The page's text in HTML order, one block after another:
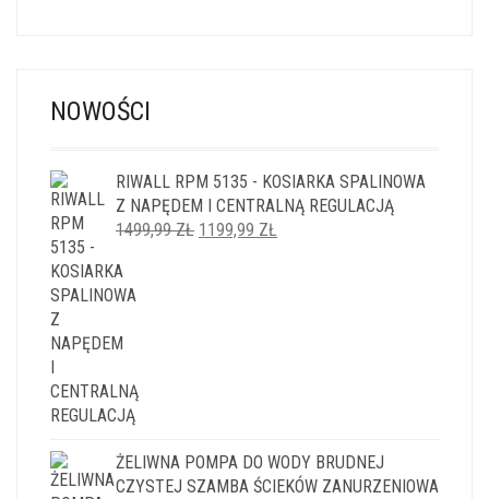
NOWOŚCI
RIWALL RPM 5135 - KOSIARKA SPALINOWA
Z NAPĘDEM I CENTRALNĄ REGULACJĄ
1499,99ZŁ PIERWOTNA
1199,99 ZŁ
ŻELIWNA POMPA DO WODY BRUDNEJ
CZYSTEJ SZAMBA ŚCIEKÓW ZANURZENIOWA